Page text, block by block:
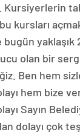
Kursiyerlerin
kursları
yaklaşık
olan bir
Ben hem
hem bize
Sayın
dolayı çok